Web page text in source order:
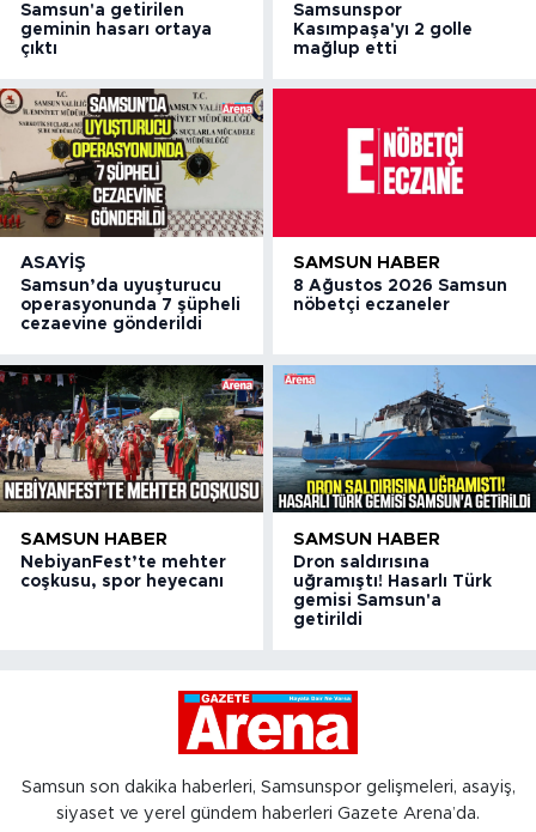
Samsun'a getirilen
geminin hasarı ortaya
çıktı
Samsunspor
Kasımpaşa'yı 2 golle
mağlup etti
ASAYIŞ
Samsun’da uyuşturucu
operasyonunda 7 şüpheli
cezaevine gönderildi
SAMSUN HABER
8 Ağustos 2026 Samsun
nöbetçi eczaneler
SAMSUN HABER
NebiyanFest’te mehter
coşkusu, spor heyecanı
SAMSUN HABER
Dron saldırısına
uğramıştı! Hasarlı Türk
gemisi Samsun'a
getirildi
Samsun son dakika haberleri, Samsunspor gelişmeleri, asayiş,
siyaset ve yerel gündem haberleri Gazete Arena’da.